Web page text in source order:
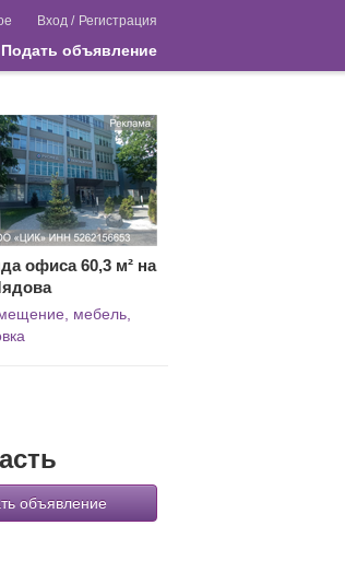
Вход / Регистрация
объявление
офиса 60,3 м² на
мебель,
объявление